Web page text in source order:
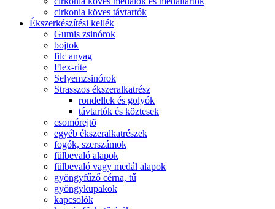
cirkonia köves távtartók
Ékszerkészítési kellék
Gumis zsinórok
bojtok
filc anyag
Flex-rite
Selyemzsinórok
Strasszos ékszeralkatrész
rondellek és golyók
távtartók és köztesek
csomórejtõ
egyéb ékszeralkatrészek
fogók, szerszámok
fülbevaló alapok
fülbevaló vagy medál alapok
gyöngyfűző cérna, tű
gyöngykupakok
kapcsolók